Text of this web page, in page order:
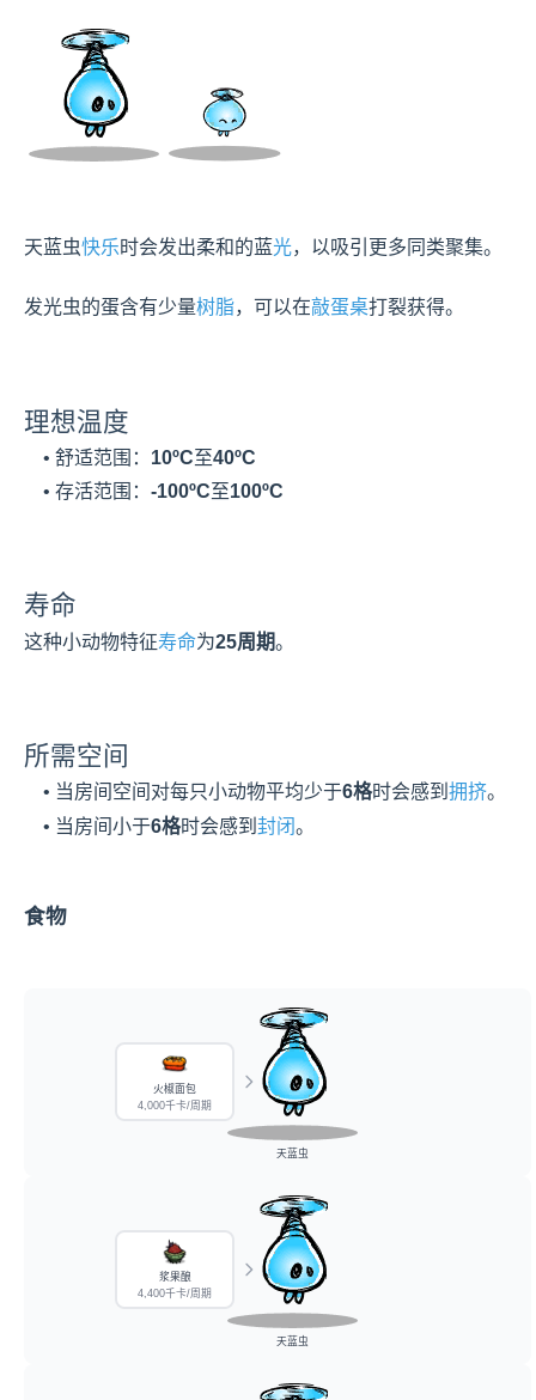
天蓝虫快乐时会发出柔和的蓝光，以吸引更多同类聚集。
发光虫的蛋含有少量树脂，可以在敲蛋桌打裂获得。
理想温度
    • 舒适范围：
10ºC至40ºC
    • 存活范围：
-100ºC至100ºC
寿命
这种小动物特征寿命为25周期。
所需空间
    • 当房间空间对每只小动物平均少于
6格时会感到 拥挤。
    • 当房间小于
6格时会感到 封闭。
食物
火椒面包
4,000千卡/周期
天蓝虫
浆果酿
4,400千卡/周期
天蓝虫